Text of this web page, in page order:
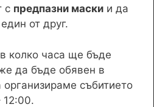
с предпазни маски и да
един от друг.
колко часа ще бъде
да бъде обявен в
събитието
12:00.